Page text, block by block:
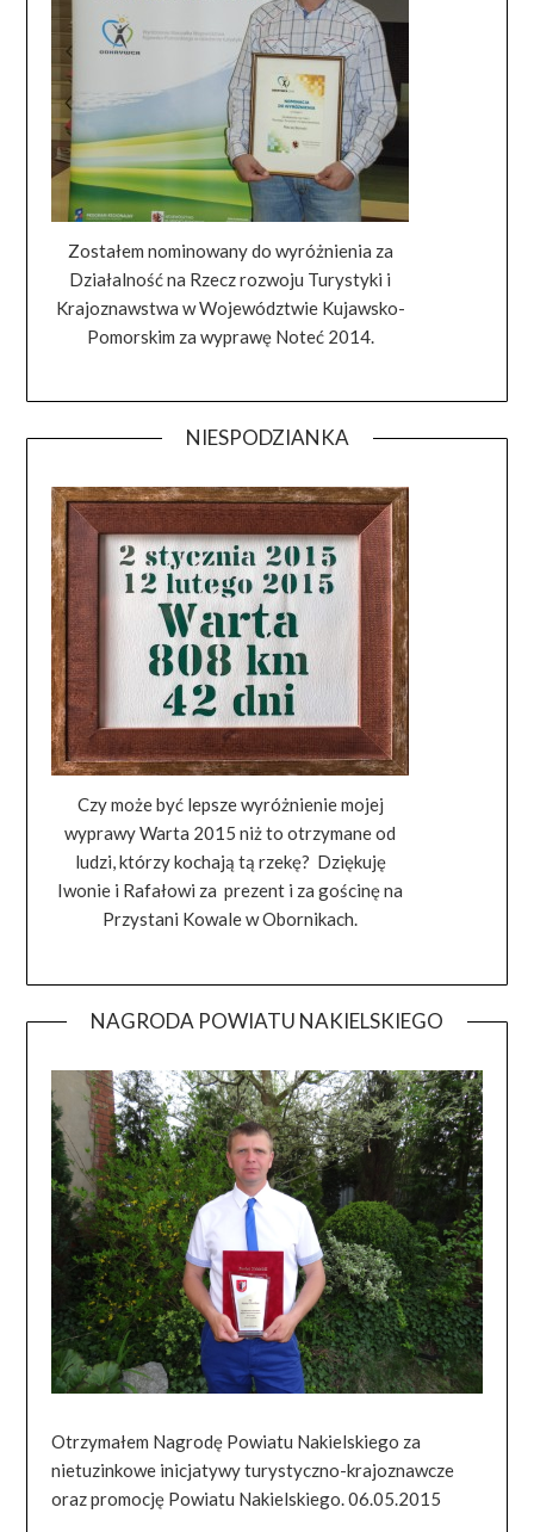
Zostałem nominowany do wyróżnienia za
Działalność na Rzecz rozwoju Turystyki i
Krajoznawstwa w Województwie Kujawsko-
Pomorskim za wyprawę Noteć 2014.
NIESPODZIANKA
Czy może być lepsze wyróżnienie mojej
wyprawy Warta 2015 niż to otrzymane od
ludzi, którzy kochają tą rzekę? Dziękuję
Iwonie i Rafałowi za prezent i za gościnę na
Przystani Kowale w Obornikach.
NAGRODA POWIATU NAKIELSKIEGO
Otrzymałem Nagrodę Powiatu Nakielskiego za
nietuzinkowe inicjatywy turystyczno-krajoznawcze
oraz promocję Powiatu Nakielskiego. 06.05.2015